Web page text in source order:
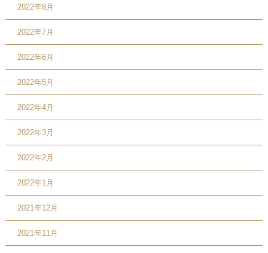
2022年8月
2022年7月
2022年6月
2022年5月
2022年4月
2022年3月
2022年2月
2022年1月
2021年12月
2021年11月